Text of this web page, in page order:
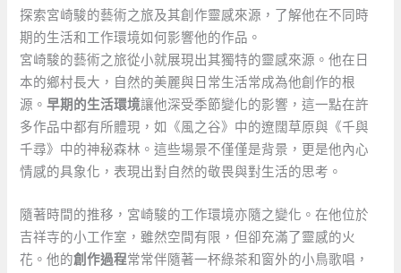
探索宮崎駿的藝術之旅及其創作靈感來源，了解他在不同時
期的生活和工作環境如何影響他的作品。
宮崎駿的藝術之旅從小就展現出其獨特的靈感來源。他在日
本的鄉村長大，自然的美麗與日常生活常成為他創作的根
源。早期的生活環境讓他深受季節變化的影響，這一點在許
多作品中都有所體現，如《風之谷》中的遼闊草原與《千與
千尋》中的神秘森林。這些場景不僅僅是背景，更是他內心
情感的具象化，表現出對自然的敬畏與對生活的思考。
隨著時間的推移，宮崎駿的工作環境亦隨之變化。在他位於
吉祥寺的小工作室，雖然空間有限，但卻充滿了靈感的火
花。他的創作過程常常伴隨著一杯綠茶和窗外的小鳥歌唱，